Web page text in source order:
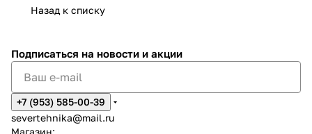
Назад к списку
Подписаться на новости и акции
+7 (953) 585-00-39
severtehnika@mail.ru
Магазин: